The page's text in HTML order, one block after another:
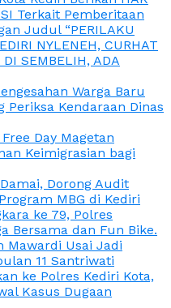
Terkait Pemberitaan
Judul “PERILAKU
NYLENEH, CURHAT
SEMBELIH, ADA
Warga Baru
Periksa Kendaraan Dinas
Day Magetan
Keimigrasian bagi
Dorong Audit
MBG di Kediri
ke 79, Polres
Bersama dan Fun Bike.
Mawardi Usai Jadi
11 Santriwati
ke Polres Kediri Kota,
Kasus Dugaan